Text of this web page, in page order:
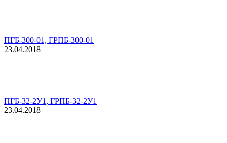
ПГБ-300-01, ГРПБ-300-01
23.04.2018
ПГБ-32-2У1, ГРПБ-32-2У1
23.04.2018